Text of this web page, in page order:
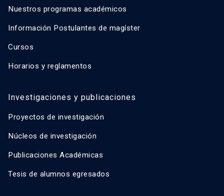
Nuestros programas académicos
Información Postulantes de magíster
Cursos
Horarios y reglamentos
Investigaciones y publicaciones
Proyectos de investigación
Núcleos de investigación
Publicaciones Académicas
Tesis de alumnos egresados